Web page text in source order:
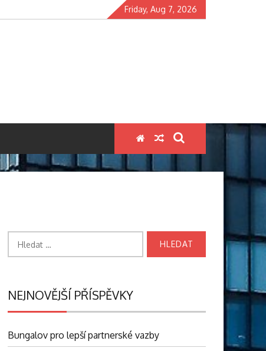
Friday, Aug 7, 2026
NEJNOVĚJŠÍ PŘÍSPĚVKY
Bungalov pro lepší partnerské vazby